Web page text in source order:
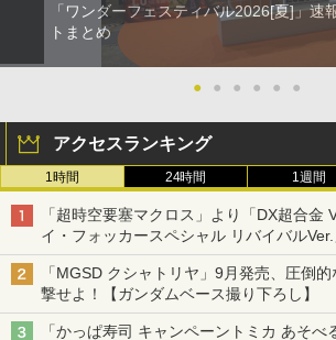
「ワンダーフェスティバル2026[夏]」速
トまとめ
● ● ● ● ● ●
アクセスランキング
1時間 24時間 1週間
「超時空要塞マクロス」より「DX超合金
イ・フォッカースペシャル リバイバルVer.
「MGSD クシャトリヤ」9月発売、圧倒
撃せよ！【ガンダムベース撮り下ろし】
「かっぱ寿司 キャンペーントミカ あそべ